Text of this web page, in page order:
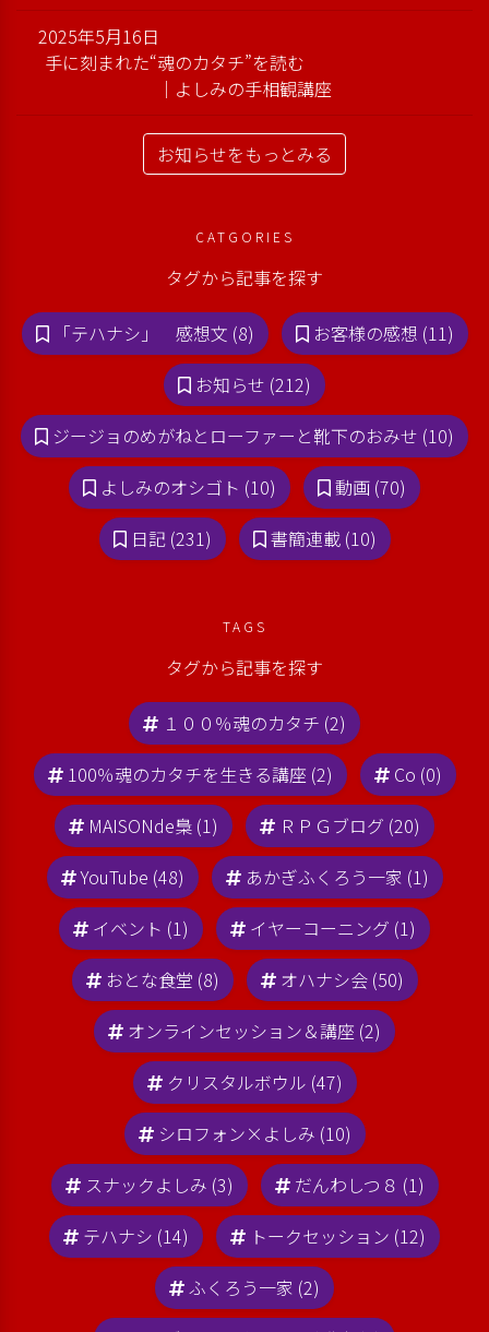
2025年5月16日
手に刻まれた“魂のカタチ”を読む
｜よしみの手相観講座
お知らせをもっとみる
CATGORIES
タグから記事を探す
「テハナシ」 感想文 (8)
お客様の感想 (11)
お知らせ (212)
ジージョのめがねとローファーと靴下のおみせ (10)
よしみのオシゴト (10)
動画 (70)
日記 (231)
書簡連載 (10)
TAGS
タグから記事を探す
１００％魂のカタチ (2)
100％魂のカタチを生きる講座 (2)
Co (0)
MAISONde梟 (1)
ＲＰＧブログ (20)
YouTube (48)
あかぎふくろう一家 (1)
イベント (1)
イヤーコーニング (1)
おとな食堂 (8)
オハナシ会 (50)
オンラインセッション＆講座 (2)
クリスタルボウル (47)
シロフォン×よしみ (10)
スナックよしみ (3)
だんわしつ８ (1)
テハナシ (14)
トークセッション (12)
ふくろう一家 (2)